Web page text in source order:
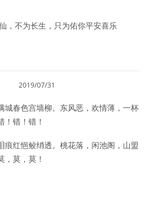
，不为长生，只为佑你平安喜乐
2019/07/31
城春色宫墙柳。东风恶，欢情薄，一杯
！错！错！
痕红悒鲛绡透。桃花落，闲池阁，山盟
，莫，莫！